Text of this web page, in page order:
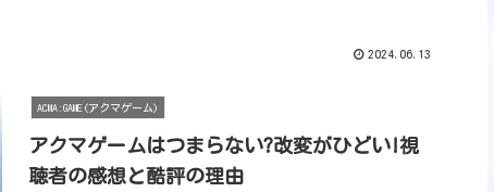
2024.06.13
ACMA:GAME(アクマゲーム)
アクマゲームはつまらない?改変がひどい!視
聴者の感想と酷評の理由